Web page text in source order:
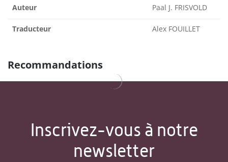
Auteur Paal J. FRISVOLD
Traducteur Alex FOUILLET
Recommandations
Inscrivez-vous à notre
newsletter